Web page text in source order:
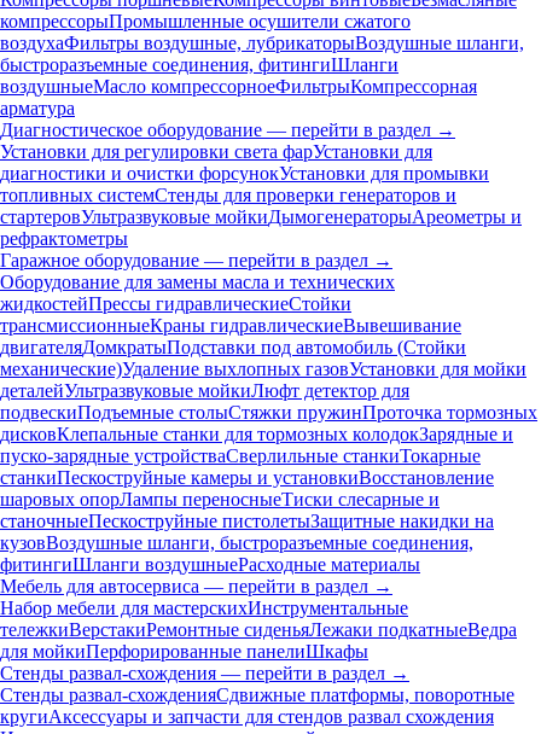
компрессорыПромышленные осушители сжатого
воздухаФильтры воздушные, лубрикаторыВоздушные шланги,
быстроразъемные соединения, фитингиШланги
воздушныеМасло компрессорноеФильтрыКомпрессорная
арматура
Диагностическое оборудование — перейти в раздел →
Установки для регулировки света фарУстановки для
диагностики и очистки форсунокУстановки для промывки
топливных системСтенды для проверки генераторов и
стартеровУльтразвуковые мойкиДымогенераторыАреометры и
рефрактометры
Гаражное оборудование — перейти в раздел →
Оборудование для замены масла и технических
жидкостейПрессы гидравлическиеСтойки
трансмиссионныеКраны гидравлическиеВывешивание
двигателяДомкратыПодставки под автомобиль (Стойки
механические)Удаление выхлопных газовУстановки для мойки
деталейУльтразвуковые мойкиЛюфт детектор для
подвескиПодъемные столыСтяжки пружинПроточка тормозных
дисковКлепальные станки для тормозных колодокЗарядные и
пуско-зарядные устройстваСверлильные станкиТокарные
станкиПескоструйные камеры и установкиВосстановление
шаровых опорЛампы переносныеТиски слесарные и
станочныеПескоструйные пистолетыЗащитные накидки на
кузовВоздушные шланги, быстроразъемные соединения,
фитингиШланги воздушныеРасходные материалы
Мебель для автосервиса — перейти в раздел →
Набор мебели для мастерскихИнструментальные
тележкиВерстакиРемонтные сиденьяЛежаки подкатныеВедра
для мойкиПерфорированные панелиШкафы
Стенды развал-схождения — перейти в раздел →
Стенды развал-схожденияСдвижные платформы, поворотные
кругиАксессуары и запчасти для стендов развал схождения